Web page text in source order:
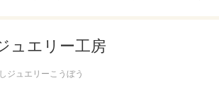
ュエリー工房
ジュエリーこうぼう